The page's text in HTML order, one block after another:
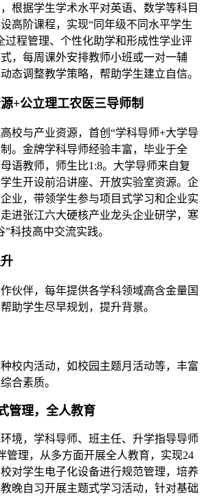
根据学生学术水平对英语、数学等科目
高阶课程，实现“同年级不同水平学生
过程管理、个性化助学和形成性学业评
，每周课外安排教师小班或一对一辅
态调整教学策略，帮助学生建立自信。
+公立理工农医三导师制
校与产业资源，首创“学科导师+大学导
。金牌学科导师经验丰富，毕业于全
语教师，师生比1:8。大学导师来自复
生开设前沿讲座、开放实验室资源。企
业，带领学生参与项目式学习和企业实
进张江六大硬核产业龙头企业研学，寒
科技高中交流实践。
伙伴，每年提供各学科领域高含金量国
助学生尽早规划，提升背景。
校内活动，如校园主题月活动等，丰富
合素质。
管理，全人教育
境，学科导师、班主任、升学指导导师
管理，从多方面开展全人教育，实现24
对学生电子化设备进行规范管理，培养
晚自习开展主题式学习活动，针对基础